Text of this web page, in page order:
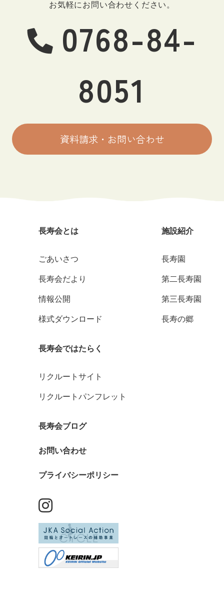
お気軽にお問い合わせください。
0768-84-
8051
資料請求・お問い合わせ
長寿会とは
ごあいさつ
長寿会だより
情報公開
様式ダウンロード
施設紹介
長寿園
第二長寿園
第三長寿園
長寿の郷
長寿会ではたらく
リクルートサイト
リクルートパンフレット
長寿会ブログ
お問い合わせ
プライバシーポリシー